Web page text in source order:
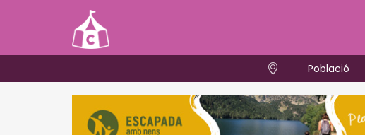
Població